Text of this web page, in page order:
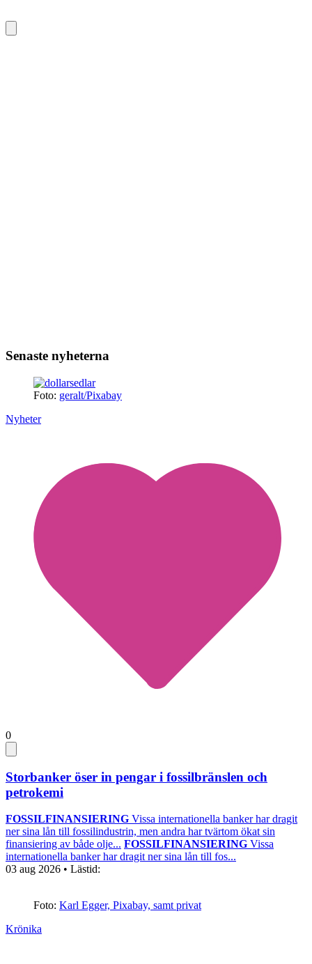
Senaste nyheterna
Foto: geralt/Pixabay
Nyheter
0
Storbanker öser in pengar i fossilbränslen och
petrokemi
FOSSILFINANSIERING Vissa internationella banker har dragit
ner sina lån till fossilindustrin, men andra har tvärtom ökat sin
finansiering av både olje... FOSSILFINANSIERING Vissa
internationella banker har dragit ner sina lån till fos...
03 aug 2026 • Lästid:
Foto: Karl Egger, Pixabay, samt privat
Krönika